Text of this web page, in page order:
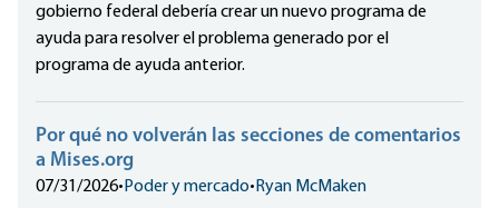
gobierno federal debería crear un nuevo programa de
ayuda para resolver el problema generado por el
programa de ayuda anterior.
Por qué no volverán las secciones de comentarios
a Mises.org
07/31/2026•Poder y mercado•Ryan McMaken